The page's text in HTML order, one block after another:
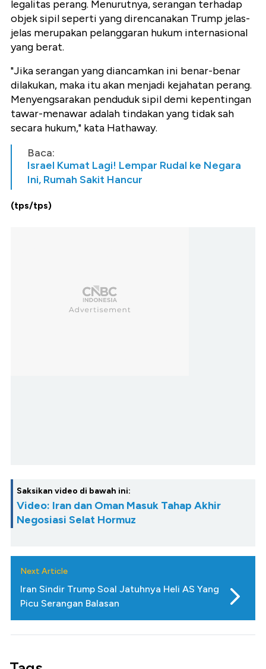
legalitas perang. Menurutnya, serangan terhadap
objek sipil seperti yang direncanakan Trump jelas-
jelas merupakan pelanggaran hukum internasional
yang berat.
"Jika serangan yang diancamkan ini benar-benar
dilakukan, maka itu akan menjadi kejahatan perang.
Menyengsarakan penduduk sipil demi kepentingan
tawar-menawar adalah tindakan yang tidak sah
secara hukum," kata Hathaway.
Baca:
Israel Kumat Lagi! Lempar Rudal ke Negara
Ini, Rumah Sakit Hancur
(tps/tps)
Saksikan video di bawah ini:
Video: Iran dan Oman Masuk Tahap Akhir
Negosiasi Selat Hormuz
Next Article
Iran Sindir Trump Soal Jatuhnya Heli AS Yang
Picu Serangan Balasan